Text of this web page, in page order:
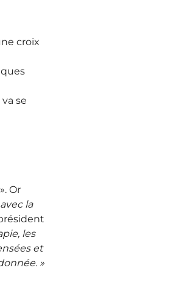
croix
se
Or
la
les
et
»